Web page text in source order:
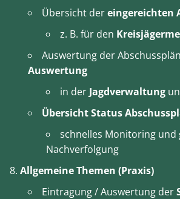
Übersicht dereingereichten
z. B. für den
Auswertung der
Auswertung
in der Jagdverwaltung
Übersicht Status
schnelles Monitoring und
Nachverfolgung
Allgemeine Themen (Praxis)
Eintragung / Auswertung der